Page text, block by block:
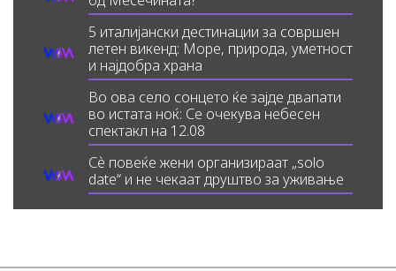
5 италијански дестинации за совршен
летен викенд: Море, природа, уметност
и најдобра храна
Во ова село сонцето ќе зајде двапати
во истата ноќ: Се очекува небесен
спектакл на 12.08
Сè повеќе жени организираат „solo
date“ и не чекаат друштво за уживање